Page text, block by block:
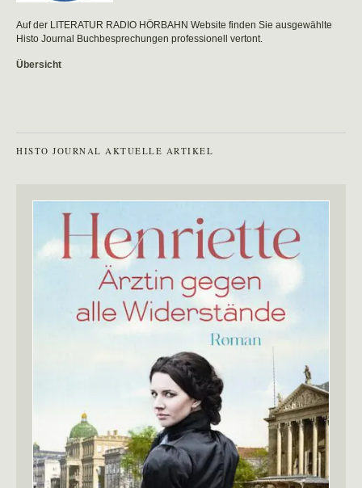
Auf der LITERATUR RADIO HÖRBAHN Website finden Sie ausgewählte
Histo Journal Buchbesprechungen professionell vertont.
Übersicht
HISTO JOURNAL AKTUELLE ARTIKEL